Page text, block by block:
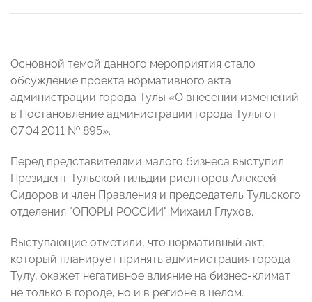
Основной темой данного мероприятия стало
обсуждение проекта нормативного акта
администрации города Тулы «О внесении изменений
в Постановление администрации города Тулы от
07.04.2011 № 895».
Перед представителями малого бизнеса выступил
Президент Тульской гильдии риелторов Алексей
Сидоров и член Правления и председатель Тульского
отделения "ОПОРЫ РОССИИ" Михаил Глухов.
Выступающие отметили, что нормативный акт,
который планирует принять администрация города
Тулу, окажет негативное влияние на бизнес-климат
не только в городе, но и в регионе в целом.